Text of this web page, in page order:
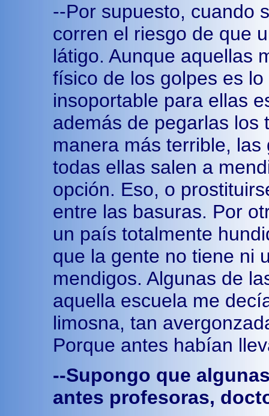
--Por supuesto, cuando
corren el riesgo de que
látigo. Aunque aquellas
físico de los golpes es
insoportable para ellas
además de pegarlas los
manera más terrible,
todas ellas salen a
opción. Eso, o
entre las basuras. Por
un país totalmente
que la gente no tiene ni
mendigos. Algunas de
aquella escuela me
limosna, tan
Porque antes habían
--Supongo que
antes profesoras,